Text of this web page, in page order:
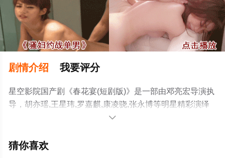
剧情介绍 我要评分
星空影院国产剧《春花宴(短剧版)》是一部由邓亮宏导演执
导，胡亦瑶,王星玮,罗嘉麒,康凌骁,张永博等明星精彩演绎
的大陆电视剧，大结局剧情已揭晓（全27集），手机免费
相关信息可移步至豆瓣电视剧、电视猫或剧情网等平台了

猜你喜欢